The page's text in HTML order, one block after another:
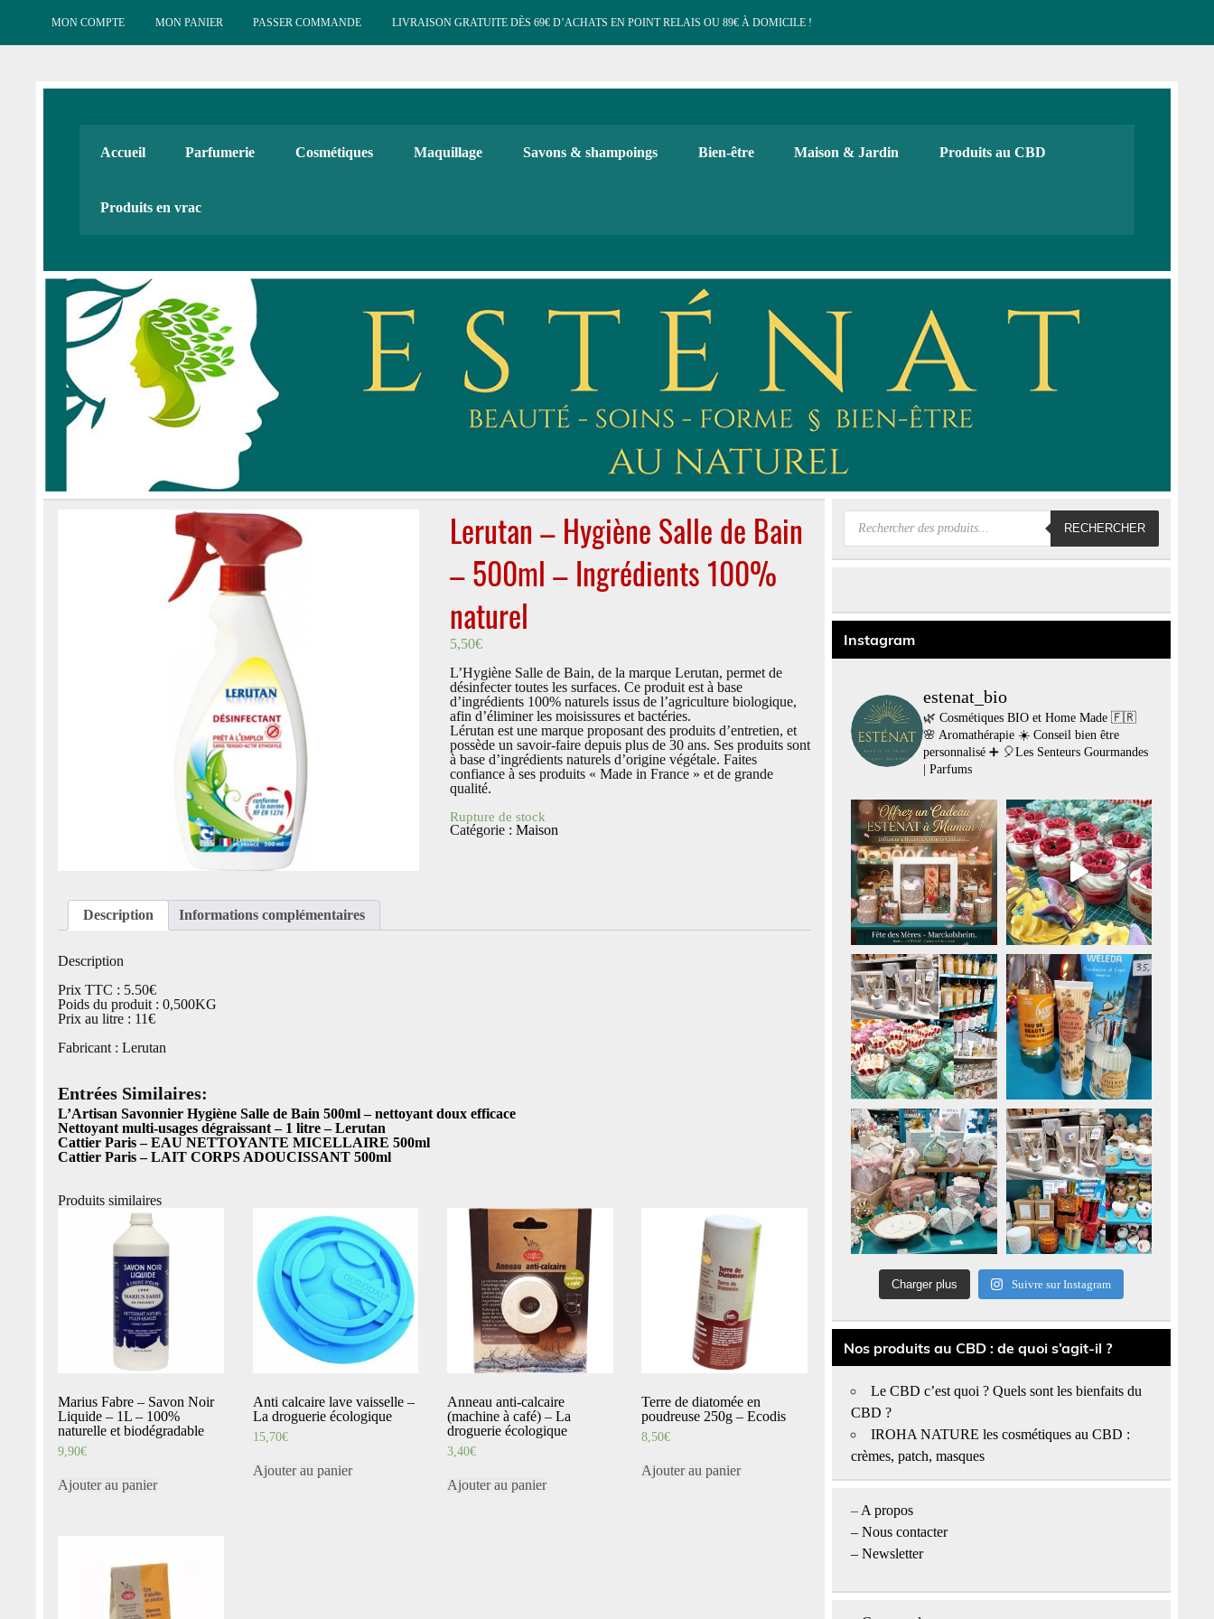
MON COMPTE MON PANIER PASSER COMMANDE LIVRAISON GRATUITE DÈS 69€ D’ACHATS EN POINT RELAIS OU 89€ À DOMICILE !
Esténat : Parfumerie cosmétiques maquillage CBD français Bio
Accueil
Parfumerie Cosmétiques Maquillage Savons & shampoings Bien-être Maison & Jardin Produits au CBD
Produits en vrac
Lerutan – Hygiène Salle de Bain
– 500ml – Ingrédients 100%
naturel
5,50€
L’Hygiène Salle de Bain, de la marque Lerutan, permet de
désinfecter toutes les surfaces. Ce produit est à base
d’ingrédients 100% naturels issus de l’agriculture biologique,
afin d’éliminer les moisissures et bactéries.
Lérutan est une marque proposant des produits d’entretien, et
possède un savoir-faire depuis plus de 30 ans. Ses produits sont
à base d’ingrédients naturels d’origine végétale. Faites
confiance à ses produits « Made in France » et de grande
qualité.
Rupture de stock
Catégorie : Maison
Description Informations complémentaires
Description
Prix TTC : 5.50€
Poids du produit : 0,500KG
Prix au litre : 11€
Fabricant : Lerutan
Entrées Similaires:
L’Artisan Savonnier Hygiène Salle de Bain 500ml – nettoyant doux efficace
Nettoyant multi-usages dégraissant – 1 litre – Lerutan
Cattier Paris – EAU NETTOYANTE MICELLAIRE 500ml
Cattier Paris – LAIT CORPS ADOUCISSANT 500ml
Produits similaires
Marius Fabre – Savon Noir
Liquide – 1L – 100%
naturelle et biodégradable
9,90€
Ajouter au panier
Anti calcaire lave vaisselle –
La droguerie écologique
15,70€
Ajouter au panier
Anneau anti-calcaire
(machine à café) – La
droguerie écologique
3,40€
Ajouter au panier
Terre de diatomée en
poudreuse 250g – Ecodis
8,50€
Ajouter au panier
Recherche
produits
RECHERCHER
Instagram
estenat_bio
🌿 Cosmétiques BIO et Home Made 🇫🇷
🌸 Aromathérapie ☀️ Conseil bien être
personnalisé ➕ 🎈Les Senteurs Gourmandes
| Parfums
Charger plus Suivre sur Instagram
Nos produits au CBD : de quoi s’agit-il ?
Le CBD c’est quoi ? Quels sont les bienfaits du
CBD ?
IROHA NATURE les cosmétiques au CBD :
crèmes, patch, masques
– A propos
–Nous contacter
– Newsletter